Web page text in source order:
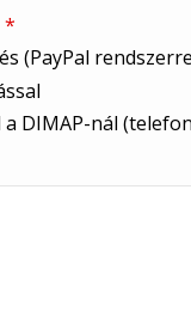
*
(PayPal
DIMAP-nál